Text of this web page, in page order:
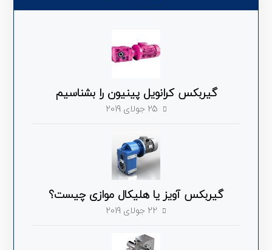
گیربکس کرانویل پینیون را بشناسیم
25 جولای 2019
گیربکس آویز یا هلیکال موازی چیست؟
22 جولای 2019